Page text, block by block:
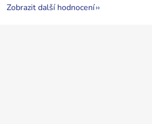
Zobrazit další hodnocení